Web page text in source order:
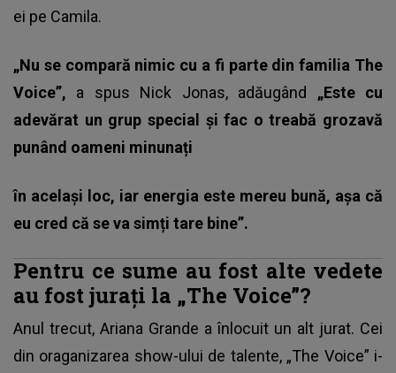
ei pe Camila.
„Nu se compară nimic cu a fi parte din familia The
Voice”, a spus Nick Jonas, adăugând „Este cu
adevărat un grup special și fac o treabă grozavă
punând oameni minunați
în același loc, iar energia este mereu bună, așa că
eu cred că se va simți tare bine”.
Pentru ce sume au fost alte vedete
au fost jurați la „The Voice”?
Anul trecut, Ariana Grande a înlocuit un alt jurat. Cei
din oraganizarea show-ului de talente, „The Voice” i-